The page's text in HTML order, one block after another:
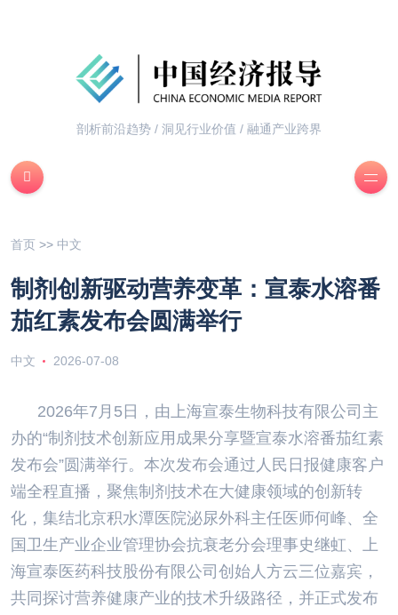
剖析前沿趋势 / 洞见行业价值 / 融通产业跨界
首页 >> 中文
制剂创新驱动营养变革：宣泰水溶番
茄红素发布会圆满举行
中文 2026-07-08
2026年7月5日，由上海宣泰生物科技有限公司主
办的“制剂技术创新应用成果分享暨宣泰水溶番茄红素
发布会”圆满举行。本次发布会通过人民日报健康客户
端全程直播，聚焦制剂技术在大健康领域的创新转
化，集结北京积水潭医院泌尿外科主任医师何峰、全
国卫生产业企业管理协会抗衰老分会理事史继虹、上
海宣泰医药科技股份有限公司创始人方云三位嘉宾，
共同探讨营养健康产业的技术升级路径，并正式发布